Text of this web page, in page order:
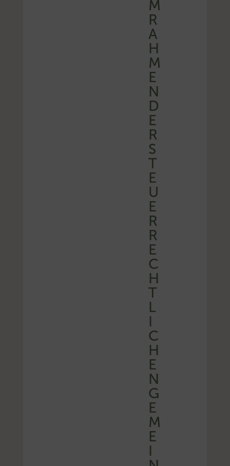
M
R
A
H
M
E
N
D
E
R
S
T
E
U
E
R
R
E
C
H
T
L
I
C
H
E
N
G
E
M
E
I